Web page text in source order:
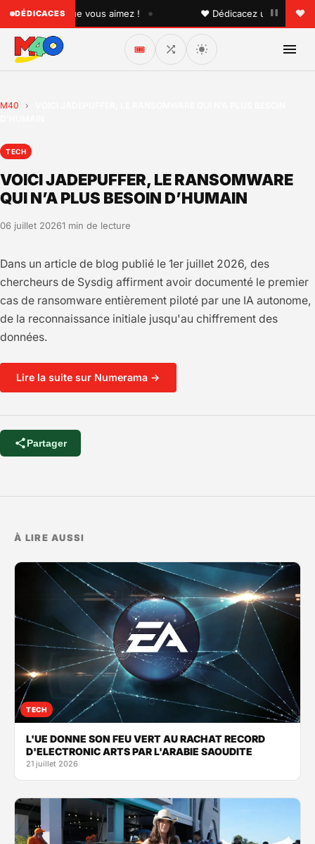
DÉDICACESque vous aimez ! • ♥ Dédicacez un titre à vos
🎟️
M40 ›
TECH
VOICI JADEPUFFER, LE RANSOMWARE
QUI N’A PLUS BESOIN D’HUMAIN
06 juillet 20261 min de lecture
Dans un article de blog publié le 1er juillet 2026, des
chercheurs de Sysdig affirment avoir documenté le premier
cas de ransomware entièrement piloté par une IA autonome,
de la reconnaissance initiale jusqu'au chiffrement des
données.
Lire la suite sur Numerama →
Partager
À LIRE AUSSI
TECH
L'UE DONNE SON FEU VERT AU RACHAT RECORD
D'ELECTRONIC ARTS PAR L'ARABIE SAOUDITE
21 juillet 2026